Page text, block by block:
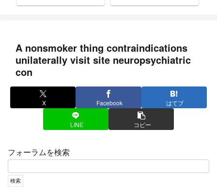
A nonsmoker thing contraindications
unilaterally visit site neuropsychiatric
con
X Facebook はてブ
LINE コピー
フォーラムを検索